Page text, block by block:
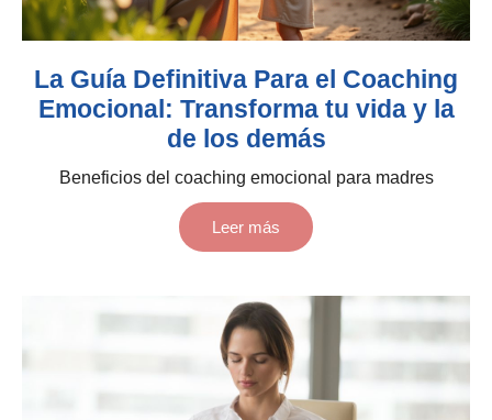
La Guía Definitiva Para el Coaching
Emocional: Transforma tu vida y la
de los demás
Beneficios del coaching emocional para madres
Leer más